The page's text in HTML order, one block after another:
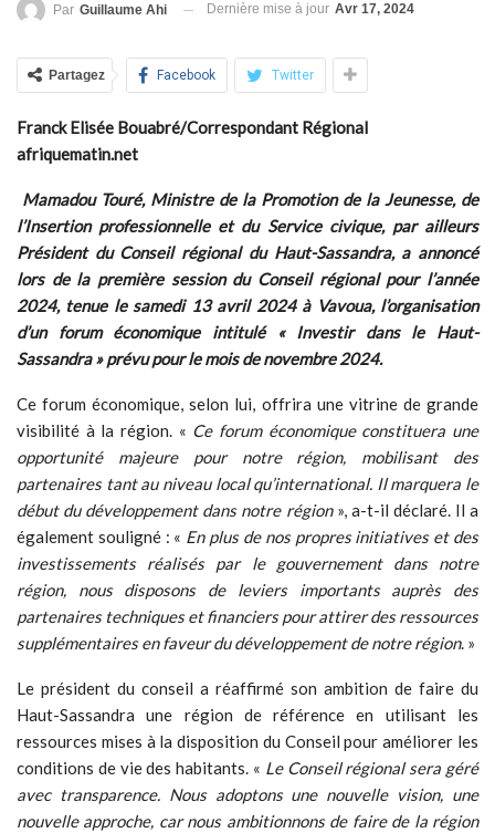
Par Guillaume Ahi Dernière mise à jour Avr 17, 2024
Partagez Facebook Twitter
Franck Elisée Bouabré/Correspondant Régional
afriquematin.net
Mamadou Touré, Ministre de la Promotion de la Jeunesse, de
l’Insertion professionnelle et du Service civique, par ailleurs
Président du Conseil régional du Haut-Sassandra, a annoncé
lors de la première session du Conseil régional pour l’année
2024, tenue le samedi 13 avril 2024 à Vavoua, l’organisation
d’un forum économique intitulé « Investir dans le Haut-
Sassandra » prévu pour le mois de novembre 2024.
Ce forum économique, selon lui, offrira une vitrine de grande
visibilité à la région. « Ce forum économique constituera une
opportunité majeure pour notre région, mobilisant des
partenaires tant au niveau local qu’international. Il marquera le
début du développement dans notre région», a-t-il déclaré. Il a
également souligné : « En plus de nos propres initiatives et des
investissements réalisés par le gouvernement dans notre
région, nous disposons de leviers importants auprès des
partenaires techniques et financiers pour attirer des ressources
supplémentaires en faveur du développement de notre région. »
Le président du conseil a réaffirmé son ambition de faire du
Haut-Sassandra une région de référence en utilisant les
ressources mises à la disposition du Conseil pour améliorer les
conditions de vie des habitants. « Le Conseil régional sera géré
avec transparence. Nous adoptons une nouvelle vision, une
nouvelle approche, car nous ambitionnons de faire de la région